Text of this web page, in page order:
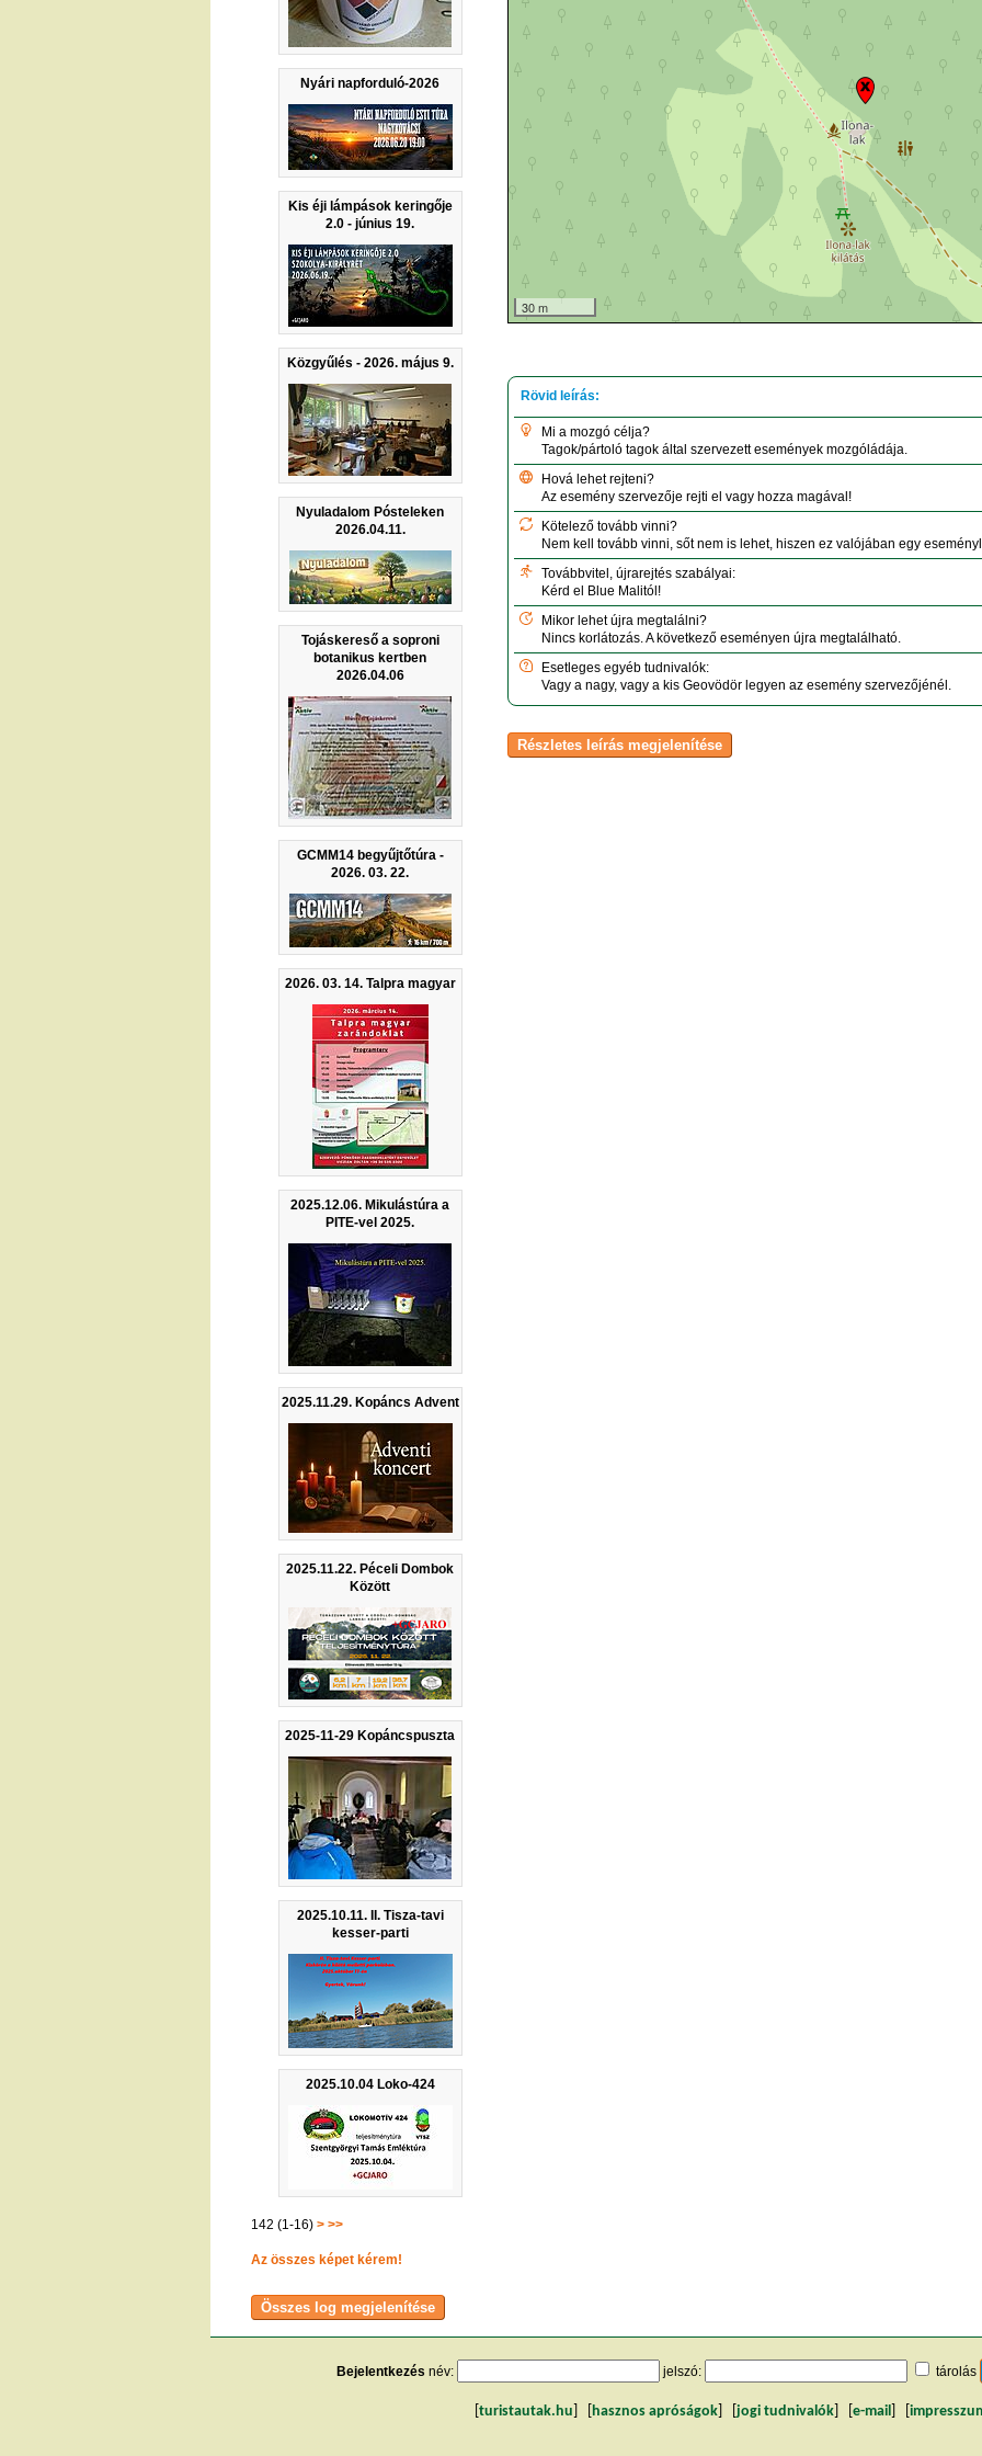
Nyári napforduló-2026
Kis éji lámpások keringője
2.0 - június 19.
Közgyűlés - 2026. május 9.
Nyuladalom Pósteleken
2026.04.11.
Tojáskereső a soproni
botanikus kertben
2026.04.06
GCMM14 begyűjtőtúra -
2026. 03. 22.
2026. 03. 14. Talpra magyar
2025.12.06. Mikulástúra a
PITE-vel 2025.
2025.11.29. Kopáncs Advent
2025.11.22. Péceli Dombok
Között
2025-11-29 Kopáncspuszta
2025.10.11. II. Tisza-tavi
kesser-parti
2025.10.04 Loko-424
142 (1-16) > >>
Az összes képet kérem!
30 m
Mi a mozgó célja?
Tagok/pártoló tagok által szervezett események mozgóládája.
Hová lehet rejteni?
Az esemény szervezője rejti el vagy hozza magával!
Kötelező tovább vinni?
Nem kell tovább vinni, sőt nem is lehet, hiszen ez valójában egy
Továbbvitel, újrarejtés szabályai:
Kérd el Blue Malitól!
Mikor lehet újra megtalálni?
Nincs korlátozás. A következő eseményen újra megtalálható.
Esetleges egyéb tudnivalók:
Vagy a nagy, vagy a kis Geovödör legyen az esemény szervezőjénél.
Bejelentkezés név: jelszó: tárolás
turistautak.hu hasznos apróságok jogi tudnivalók e-mail